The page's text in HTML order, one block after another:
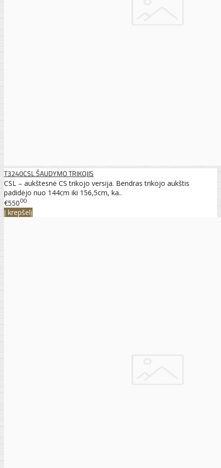
T3240CSL ŠAUDYMO TRIKOJIS
CSL – aukštesnė CS trikojo versija. Bendras trikojo aukštis
padidėjo nuo 144cm iki 156,5cm, ka..
€55000
Į krepšelį